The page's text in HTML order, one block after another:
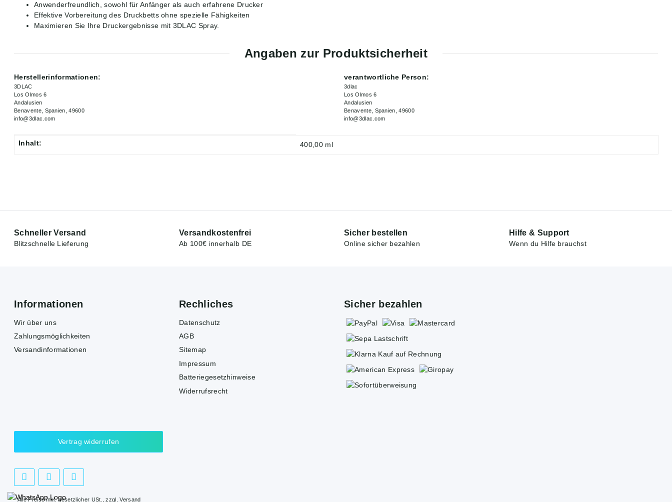
Anwenderfreundlich, sowohl für Anfänger als auch erfahrene Drucker
Effektive Vorbereitung des Druckbetts ohne spezielle Fähigkeiten
Maximieren Sie Ihre Druckergebnisse mit 3DLAC Spray.
Angaben zur Produktsicherheit
Herstellerinformationen:
3DLAC
Los Olmos 6
Andalusien
Benavente, Spanien, 49600
info@3dlac.com
verantwortliche Person:
3dlac
Los Olmos 6
Andalusien
Benavente, Spanien, 49600
info@3dlac.com
Produkteigenschaft
Wert
Inhalt: 400,00 ml
Schneller Versand
Blitzschnelle Lieferung
Versandkostenfrei
Ab 100€ innerhalb DE
Sicher bestellen
Online sicher bezahlen
Hilfe & Support
Wenn du Hilfe brauchst
Informationen
Wir über uns
Zahlungsmöglichkeiten
Versandinformationen
Rechliches
Datenschutz
AGB
Sitemap
Impressum
Batteriegesetzhinweise
Widerrufsrecht
Sicher bezahlen
Vertrag widerrufen
* Alle Preise inkl. gesetzlicher USt., zzgl.Versand